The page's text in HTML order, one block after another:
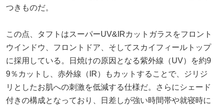
つきものだ。
この点、タフトはスーパーUV&IRカットガラスをフロント
ウインドウ、フロントドア、そしてスカイフィールトップ
に採用している。日焼けの原因となる紫外線（UV）を約9
9％カットし、赤外線（IR）もカットすることで、ジリジ
リとしたお肌への刺激を低減する仕様だ。さらにシェード
付きの構成となっており、日差しが強い時間帯や就寝時に